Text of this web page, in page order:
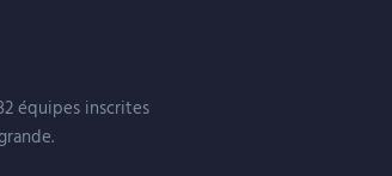
équipes inscrites